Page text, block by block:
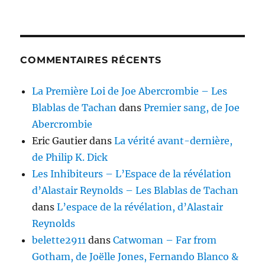
COMMENTAIRES RÉCENTS
La Première Loi de Joe Abercrombie – Les
Blablas de Tachan dansPremier sang, de Joe
Abercrombie
Eric Gautier dansLa vérité avant-dernière,
de Philip K. Dick
Les Inhibiteurs – L’Espace de la révélation
d’Alastair Reynolds – Les Blablas de Tachan
dansL’espace de la révélation, d’Alastair
Reynolds
belette2911 dansCatwoman – Far from
Gotham, de Joëlle Jones, Fernando Blanco &